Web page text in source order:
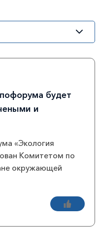
будет
и
«Экология
Комитетом по
окружающей